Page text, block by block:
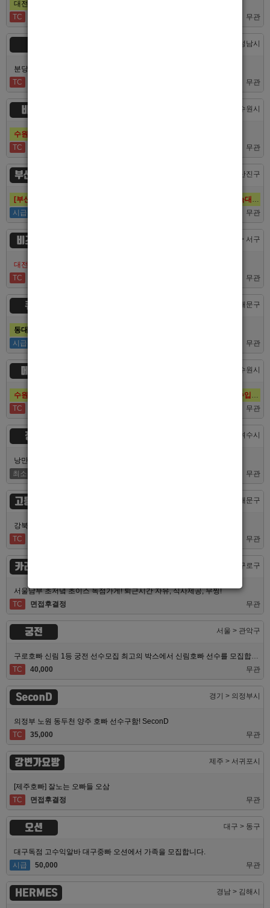
대전호빠 제일 오래된 박스에서 남보도, 호빠알바를 모집합니다
TC
무관
경기 > 성남시
분당호빠 숨에서 가족처럼 함께일할 알바 분들을 모십니다.
TC
무관
비스트 경기 > 수원시
수원호빠 비스트 인증업소에서 알바 선수 구인합니다
TC
무관
부산 퍼스트 부산 > 부산진구
시급
무관
비즈니스 대전 > 서구
대전호빠 최고의 팀 브라더에서 선수 추가모집합니다!
TC
무관
큐브 서울 > 동대문구
동대문호빠 큐브, 장안동호빠 최고의 대우로 선수 모집합니다.
시급
무관
메이드 경기 > 수원시
TC
무관
정원 전남 > 여수시
낭만의 도시 여수남보도 호빠알바 해보실분 모집합니다 최고대우보장
최소
무관
고등어노래방 서울 > 동대문구
강북 1등 신세계 장안동호빠 알바모집합니다 동대문호빠
TC
무관
카라노래빠 서울 > 구로구
서울남부 초저녘 초이스 독점가게! 퇴근시간 자유, 식사제공, 무찡!
TC
면접후결정 무관
궁전 서울 > 관악구
TC
40,000 무관
SeconD 경기 > 의정부시
의정부 노원 동두천 양주 호빠 선수구함! SeconD
TC
35,000 무관
강변가요방 제주 > 서귀포시
[제주호빠] 잘노는 오빠들 오삼
TC
면접후결정 무관
오션 대구 > 동구
대구독점 고수익알바 대구중빠 오션에서 가족을 모집합니다.
시급
50,000 무관
HERMES 경남 > 김해시